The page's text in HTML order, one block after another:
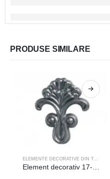
PRODUSE SIMILARE
ELEMENTE DECORATIVE DIN TABLA
Element decorativ 17-034